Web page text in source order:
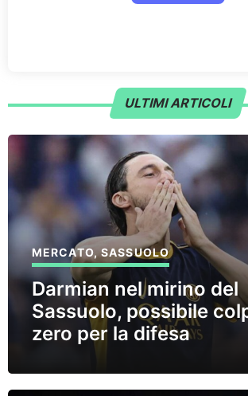
ULTIMI ARTICOLI
MERCATO,SASSUOLO
Darmian nel mirino del
Sassuolo, possibile
zero per la difesa